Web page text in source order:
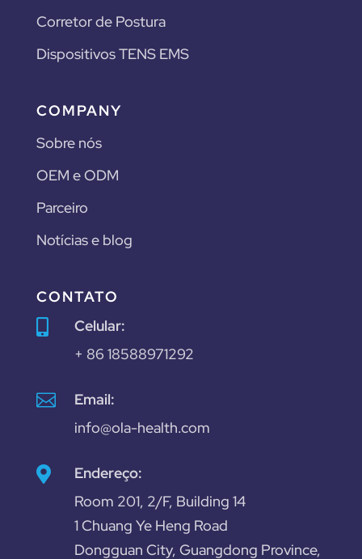
Corretor de Postura
Dispositivos TENS EMS
COMPANY
Sobre nós
OEM e ODM
Parceiro
Notícias e blog
CONTATO

Celular:
+ 86 18588971292

Email:
info@ola-health.com

Endereço:
Room 201, 2/F, Building 14
1 Chuang Ye Heng Road
Dongguan City, Guangdong Province,